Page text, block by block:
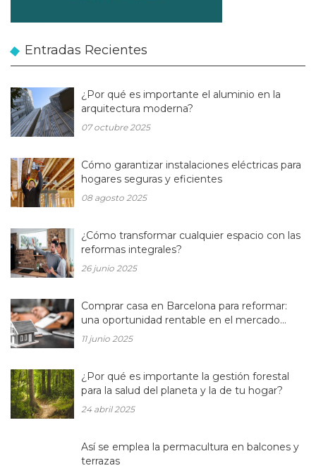
Entradas Recientes
¿Por qué es importante el aluminio en la
arquitectura moderna?
07 octubre 2025
Cómo garantizar instalaciones eléctricas para
hogares seguras y eficientes
08 agosto 2025
¿Cómo transformar cualquier espacio con las
reformas integrales?
26 junio 2025
Comprar casa en Barcelona para reformar:
una oportunidad rentable en el mercado
inmobiliario actual
11 junio 2025
¿Por qué es importante la gestión forestal
para la salud del planeta y la de tu hogar?
24 abril 2025
Así se emplea la permacultura en balcones y
terrazas